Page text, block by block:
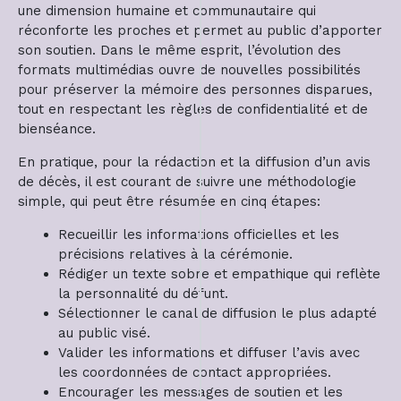
une dimension humaine et communautaire qui
réconforte les proches et permet au public d’apporter
son soutien. Dans le même esprit, l’évolution des
formats multimédias ouvre de nouvelles possibilités
pour préserver la mémoire des personnes disparues,
tout en respectant les règles de confidentialité et de
bienséance.
En pratique, pour la rédaction et la diffusion d’un avis
de décès, il est courant de suivre une méthodologie
simple, qui peut être résumée en cinq étapes:
Recueillir les informations officielles et les
précisions relatives à la cérémonie.
Rédiger un texte sobre et empathique qui reflète
la personnalité du défunt.
Sélectionner le canal de diffusion le plus adapté
au public visé.
Valider les informations et diffuser l’avis avec
les coordonnées de contact appropriées.
Encourager les messages de soutien et les